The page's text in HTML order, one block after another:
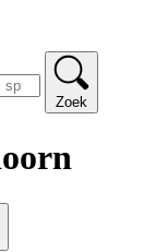
Zoek